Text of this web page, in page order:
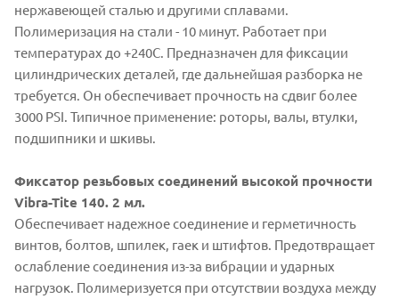
нержавеющей сталью и другими сплавами.
Полимеризация на стали - 10 минут. Работает при
температурах до +240С. Предназначен для фиксации
цилиндрических деталей, где дальнейшая разборка не
требуется. Он обеспечивает прочность на сдвиг более
3000 PSI. Типичное применение: роторы, валы, втулки,
подшипники и шкивы.
Фиксатор резьбовых соединений высокой прочности
Vibra-Tite 140. 2 мл.
Обеспечивает надежное соединение и герметичность
винтов, болтов, шпилек, гаек и штифтов. Предотвращает
ослабление соединения из-за вибрации и ударных
нагрузок. Полимеризуется при отсутствии воздуха между